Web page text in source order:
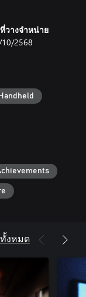
and the
วางจำหน่าย
2568
Handheld
งหมด